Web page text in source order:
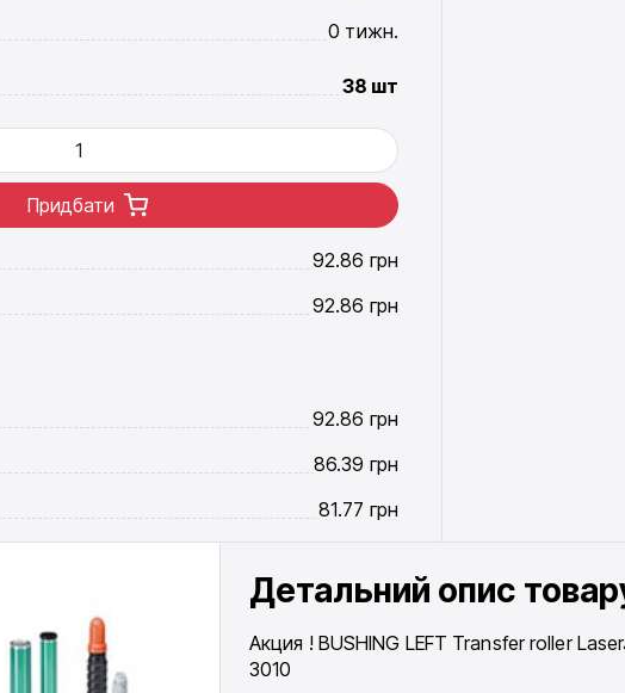
0 тижн.
38 шт
Придбати
92.86 грн
92.86 грн
92.86 грн
86.39 грн
81.77 грн
Детальний опис
Акция ! BUSHING LEFT Transfer roller
3010